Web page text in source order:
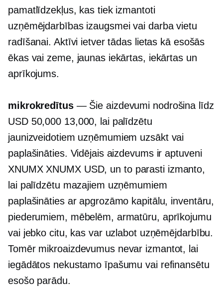
pamatlīdzekļus, kas tiek izmantoti
uzņēmējdarbības izaugsmei vai darba vietu
radīšanai. Aktīvi ietver tādas lietas kā esošās
ēkas vai zeme, jaunas iekārtas, iekārtas un
aprīkojums.
mikrokredītus— Šie aizdevumi nodrošina līdz
USD 50,000 13,000, lai palīdzētu
jaunizveidotiem uzņēmumiem uzsākt vai
paplašināties. Vidējais aizdevums ir aptuveni
XNUMX XNUMX USD, un to parasti izmanto,
lai palīdzētu mazajiem uzņēmumiem
paplašināties ar apgrozāmo kapitālu, inventāru,
piederumiem, mēbelēm, armatūru, aprīkojumu
vai jebko citu, kas var uzlabot uzņēmējdarbību.
Tomēr mikroaizdevumus nevar izmantot, lai
iegādātos nekustamo īpašumu vai refinansētu
esošo parādu.